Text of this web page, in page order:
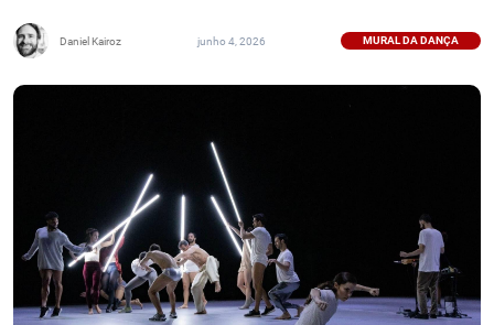
Daniel Kairoz junho 4, 2026 MURAL DA DANÇA